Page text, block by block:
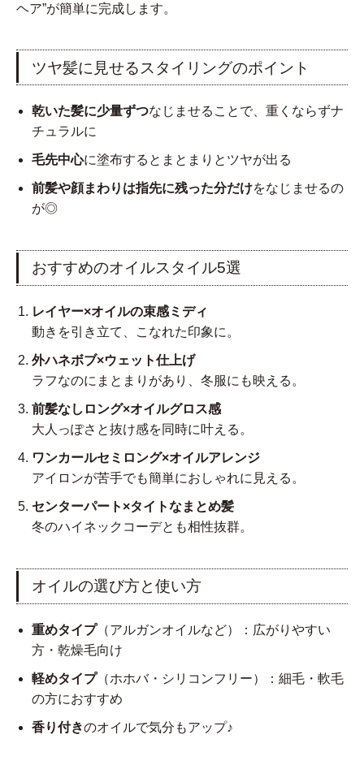
ヘア”が簡単に完成します。
ツヤ髪に見せるスタイリングのポイント
乾いた髪に少量ずつなじませることで、重くならずナ
チュラルに
毛先中心に塗布するとまとまりとツヤが出る
前髪や顔まわりは指先に残った分だけをなじませるの
が◎
おすすめのオイルスタイル5選
レイヤー×オイルの束感ミディ
動きを引き立て、こなれた印象に。
外ハネボブ×ウェット仕上げ
ラフなのにまとまりがあり、冬服にも映える。
前髪なしロング×オイルグロス感
大人っぽさと抜け感を同時に叶える。
ワンカールセミロング×オイルアレンジ
アイロンが苦手でも簡単におしゃれに見える。
センターパート×タイトなまとめ髪
冬のハイネックコーデとも相性抜群。
オイルの選び方と使い方
重めタイプ（アルガンオイルなど）：広がりやすい
方・乾燥毛向け
軽めタイプ（ホホバ・シリコンフリー）：細毛・軟毛
の方におすすめ
香り付きのオイルで気分もアップ♪